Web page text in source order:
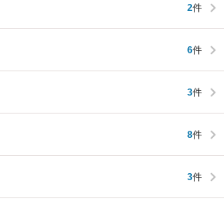
2件
6件
3件
8件
3件